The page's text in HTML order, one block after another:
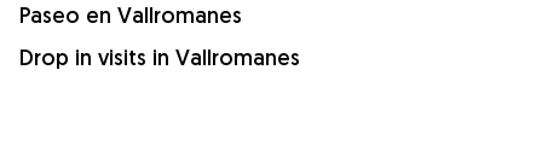
Paseo en Vallromanes
Drop in visits in Vallromanes